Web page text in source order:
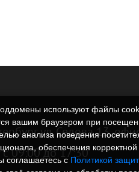
ул. Седова 13,
09:00 до 17:30
используют файлы
вашим браузером при
анализа поведения
обеспечения
соглашаетесь с Политикой